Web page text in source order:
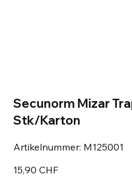
Secunorm Mizar
Stk/Karton
Artikelnummer: Artikelnummer:
M125001
M125001
15,90 CHF